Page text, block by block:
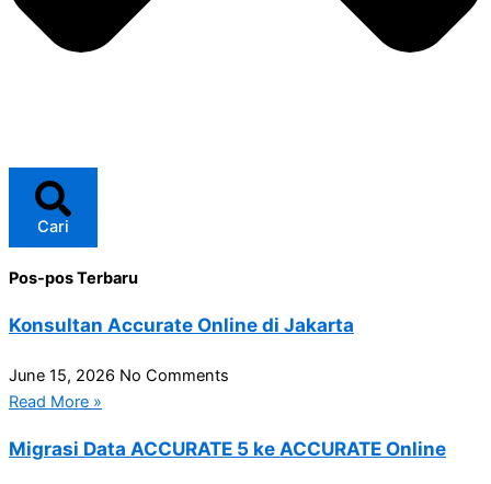
Cari
Pos-pos Terbaru
Konsultan Accurate Online di Jakarta
June 15, 2026 No Comments
Read More »
Migrasi Data ACCURATE 5 ke ACCURATE Online